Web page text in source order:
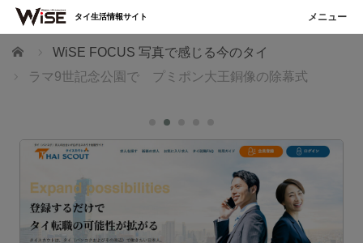
ホーム
WiSE FOCUS 写真で感じる今のタイ
ラマ9世記念公園で プミポン大王銅像の除幕式
タイ生活情報サイト